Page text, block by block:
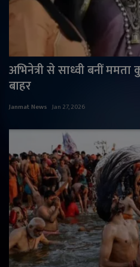
अभिनेत्री से साध्वी बनीं
बाहर
Janmat News Jan 27, 2026